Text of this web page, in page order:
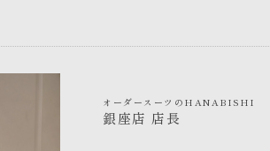
オーダースーツのHANABISHI
銀座店 店長